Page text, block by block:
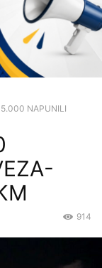
NAPUNILI
914